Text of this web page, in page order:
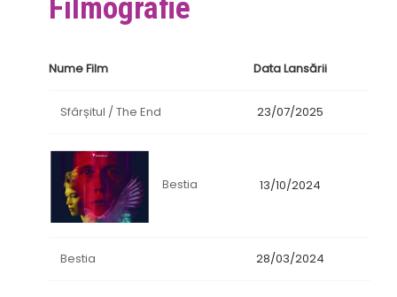
Filmografie
Nume Film Data Lansării
Sfârșitul / The End 23/07/2025
Bestia 13/10/2024
Bestia 28/03/2024